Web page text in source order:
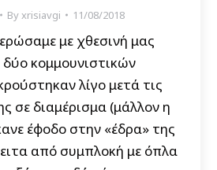
Byxrisiavgi 11/08/2018
με χθεσινή μας
κομμουνιστικών
λίγο μετά τις
σε διαμέρισμα (μάλλον η
έφοδο στην «έδρα» της
από συμπλοκή με όπλα